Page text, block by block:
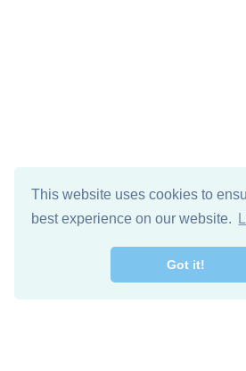
This website uses cookies to
best experience on our website.
Got it!